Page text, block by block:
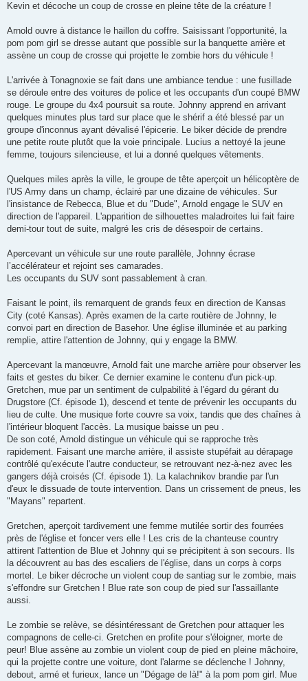
Kevin et décoche un coup de crosse en pleine tête de la créature !
Arnold ouvre à distance le haillon du coffre. Saisissant l'opportunité, la
pom pom girl se dresse autant que possible sur la banquette arrière et
assène un coup de crosse qui projette le zombie hors du véhicule !
L'arrivée à Tonagnoxie se fait dans une ambiance tendue : une fusillade
se déroule entre des voitures de police et les occupants d'un coupé BMW
rouge. Le groupe du 4x4 poursuit sa route. Johnny apprend en arrivant
quelques minutes plus tard sur place que le shérif a été blessé par un
groupe d'inconnus ayant dévalisé l'épicerie. Le biker décide de prendre
une petite route plutôt que la voie principale. Lucius a nettoyé la jeune
femme, toujours silencieuse, et lui a donné quelques vêtements.
Quelques miles après la ville, le groupe de tête aperçoit un hélicoptère de
l'US Army dans un champ, éclairé par une dizaine de véhicules. Sur
l'insistance de Rebecca, Blue et du "Dude", Arnold engage le SUV en
direction de l'appareil. L'apparition de silhouettes maladroites lui fait faire
demi-tour tout de suite, malgré les cris de désespoir de certains.
Apercevant un véhicule sur une route parallèle, Johnny écrase
l’accélérateur et rejoint ses camarades.
Les occupants du SUV sont passablement à cran.
Faisant le point, ils remarquent de grands feux en direction de Kansas
City (coté Kansas). Après examen de la carte routière de Johnny, le
convoi part en direction de Basehor. Une église illuminée et au parking
remplie, attire l'attention de Johnny, qui y engage la BMW.
Apercevant la manœuvre, Arnold fait une marche arrière pour observer les
faits et gestes du biker. Ce dernier examine le contenu d'un pick-up.
Gretchen, mue par un sentiment de culpabilité à l'égard du gérant du
Drugstore (Cf. épisode 1), descend et tente de prévenir les occupants du
lieu de culte. Une musique forte couvre sa voix, tandis que des chaînes à
l'intérieur bloquent l'accès. La musique baisse un peu .
De son coté, Arnold distingue un véhicule qui se rapproche très
rapidement. Faisant une marche arrière, il assiste stupéfait au dérapage
contrôlé qu'exécute l'autre conducteur, se retrouvant nez-à-nez avec les
gangers déjà croisés (Cf. épisode 1). La kalachnikov brandie par l'un
d'eux le dissuade de toute intervention. Dans un crissement de pneus, les
"Mayans" repartent.
Gretchen, aperçoit tardivement une femme mutilée sortir des fourrées
près de l'église et foncer vers elle ! Les cris de la chanteuse country
attirent l'attention de Blue et Johnny qui se précipitent à son secours. Ils
la découvrent au bas des escaliers de l'église, dans un corps à corps
mortel. Le biker décroche un violent coup de santiag sur le zombie, mais
s'effondre sur Gretchen ! Blue rate son coup de pied sur l'assaillante
aussi.
Le zombie se relève, se désintéressant de Gretchen pour attaquer les
compagnons de celle-ci. Gretchen en profite pour s'éloigner, morte de
peur! Blue assène au zombie un violent coup de pied en pleine mâchoire,
qui la projette contre une voiture, dont l'alarme se déclenche ! Johnny,
debout, armé et furieux, lance un "Dégage de là!" à la pom pom girl. Mue